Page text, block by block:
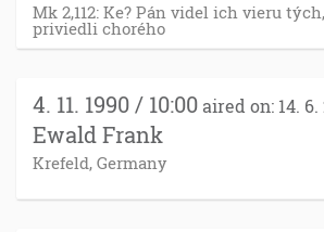
Mk 2,112: Ke? Pán videl ich vieru
priviedli chorého
4. 11. 1990 / 10:00 aired on: 14. 6.
Ewald Frank
Krefeld, Germany